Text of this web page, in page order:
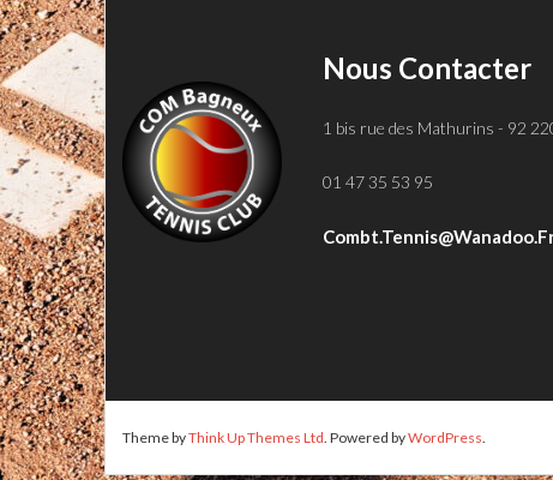
Nous Contacter
1 bis rue des Mathurins - 92
01 47 35 53 95
Theme byThink Up Themes Ltd. Powered byWordPress.